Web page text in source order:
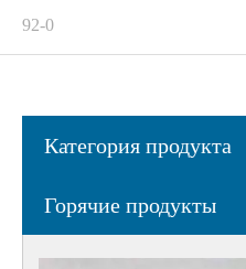
92-0
Категория продукта
Горячие продукты